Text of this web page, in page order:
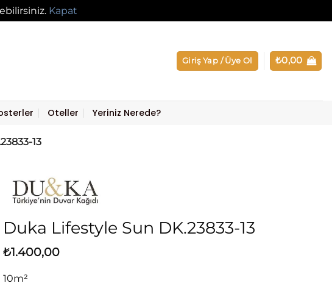
Kapat
Giriş Yap / Üye Ol ₺0,00
Oteller Yeriniz Nerede?
13
Duka Lifestyle Sun DK.23833-13
₺1.400,00
10m²